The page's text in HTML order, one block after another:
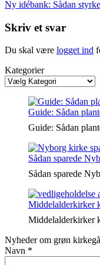
Ny idébank: Sådan
Skriv et svar
Du skal være logget ind
Kategorier
Guide: Sådan
Guide: Sådan
Sådan sparede
Sådan sparede
Middelalderkirker
Middelalderkirker
Nyheder om grøn
Navn *